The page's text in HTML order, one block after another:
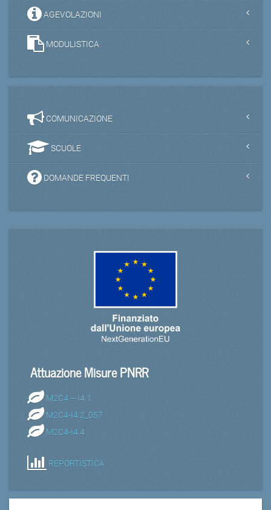
AGEVOLAZIONI
MODULISTICA
COMUNICAZIONE
SCUOLE
DOMANDE FREQUENTI
Attuazione Misure PNRR
M2C4 – I4.1
M2C4-I4.2_057
M2C4-I4.4
REPORTISTICA